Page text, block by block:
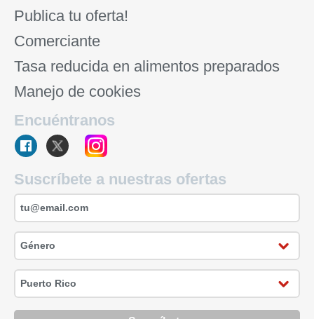
Publica tu oferta!
Comerciante
Tasa reducida en alimentos preparados
Manejo de cookies
Encuéntranos
Suscríbete a nuestras ofertas